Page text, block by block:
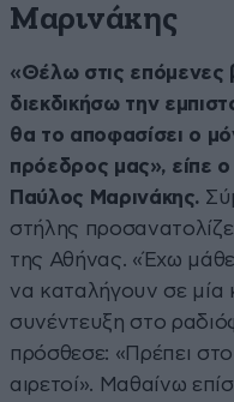
Μαρινάκης
«Θέλω στις επόμενες
διεκδικήσω την
θα το αποφασίσει ο
πρόεδρος μας», είπε
Παύλος Μαρινάκης.
στήλης
της Αθήνας. «Έχω
να καταλήγουν σε μία
συνέντευξη στο
πρόσθεσε: «Πρέπει
αιρετοί». Μαθαίνω